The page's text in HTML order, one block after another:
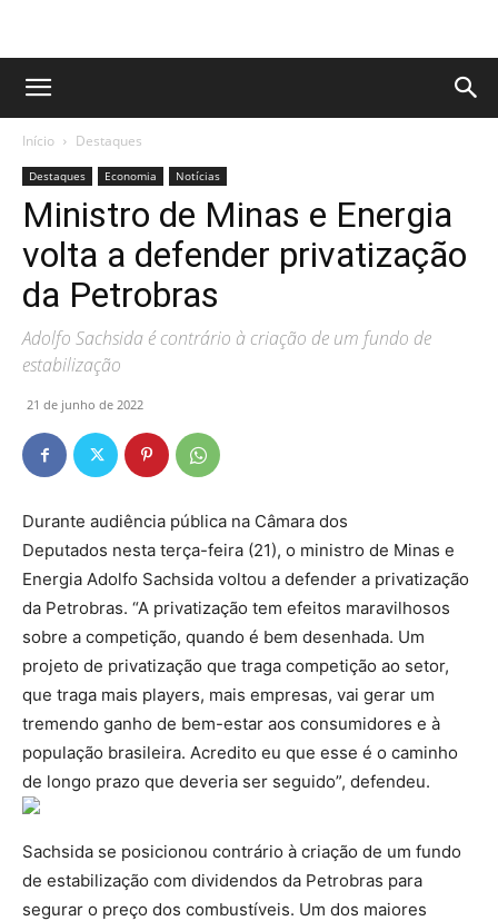
Início Destaques
Destaques Economia Notícias
Ministro de Minas e Energia
volta a defender privatização
da Petrobras
Adolfo Sachsida é contrário à criação de um fundo de
estabilização
21 de junho de 2022
Durante audiência pública na Câmara dos
Deputados nesta terça-feira (21), o ministro de Minas e
Energia Adolfo Sachsida voltou a defender a privatização
da Petrobras. “A privatização tem efeitos maravilhosos
sobre a competição, quando é bem desenhada. Um
projeto de privatização que traga competição ao setor,
que traga mais players, mais empresas, vai gerar um
tremendo ganho de bem-estar aos consumidores e à
população brasileira. Acredito eu que esse é o caminho
de longo prazo que deveria ser seguido”, defendeu.
Sachsida se posicionou contrário à criação de um fundo
de estabilização com dividendos da Petrobras para
segurar o preço dos combustíveis. Um dos maiores